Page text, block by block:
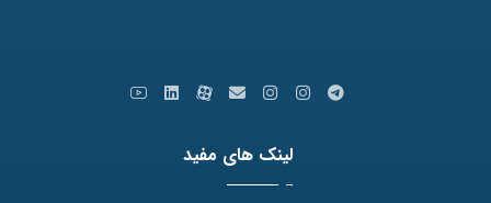
لینک های مفید